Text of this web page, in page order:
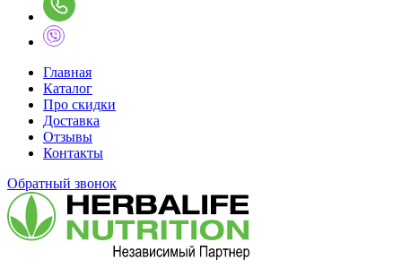
Главная
Каталог
Про скидки
Доставка
Отзывы
Контакты
Обратный звонок